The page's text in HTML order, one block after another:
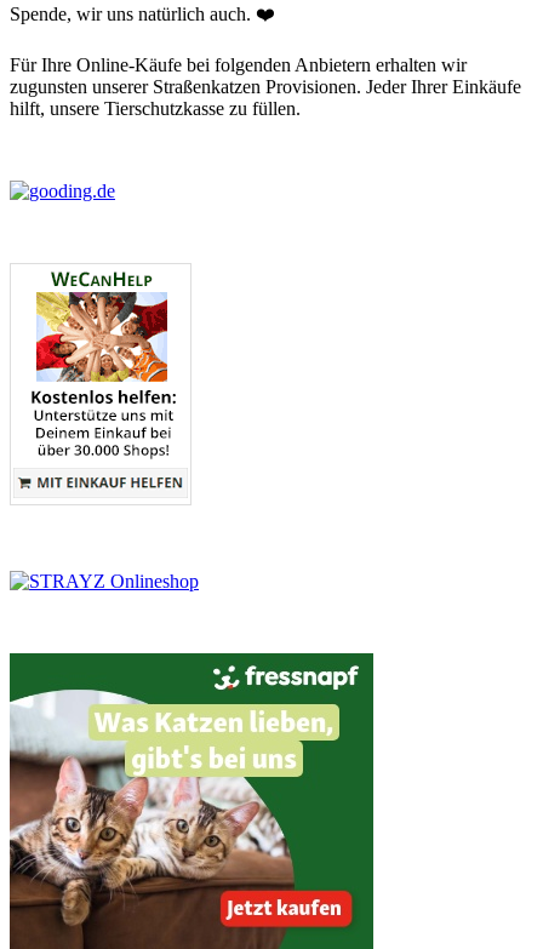
Spende, wir uns natürlich auch. ❤️
Für Ihre Online-Käufe bei folgenden Anbietern erhalten wir
zugunsten unserer Straßenkatzen Provisionen. Jeder Ihrer Einkäufe
hilft, unsere Tierschutzkasse zu füllen.